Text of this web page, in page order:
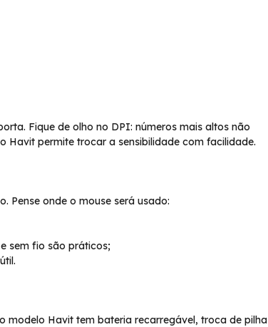
Fique de olho no DPI: números mais altos não
Havit permite trocar a sensibilidade com facilidade.
Pense onde o mouse será usado:
sem fio são práticos;
modelo Havit tem bateria recarregável, troca de pilha